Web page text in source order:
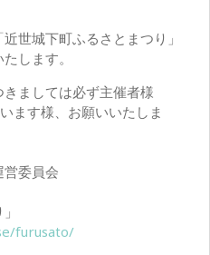
世城下町ふるさとまつり」
します。
ましては必ず主催者様
ます様、お願いいたしま
委員会
furusato/